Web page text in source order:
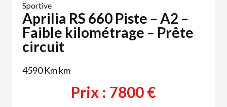
Sportive
Aprilia RS 660 Piste – A2 –
Faible kilométrage – Prête
circuit
4590 Kmkm
Prix : 7800€